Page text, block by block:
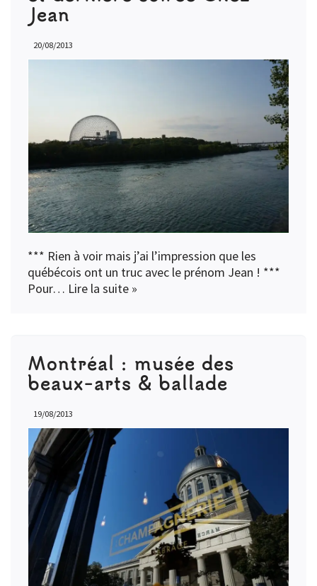
Jean
20/08/2013
*** Rien à voir mais j’ai l’impression que les
québécois ont un truc avec le prénom Jean ! ***
Pour… Lire la suite »
Montréal : musée des
beaux-arts & ballade
19/08/2013